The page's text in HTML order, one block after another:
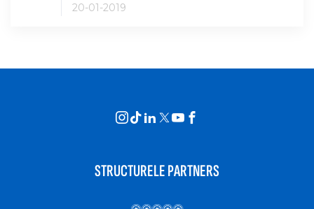
20-01-2019
STRUCTURELE PARTNERS